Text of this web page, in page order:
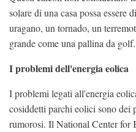
solare di una casa possa essere
uragano, un tornado, un
grande come una pallina da golf.
I problemi dell'energia eolica
I problemi legati all'energia
cosiddetti parchi eolici sono
rumorosi. Il National Center for